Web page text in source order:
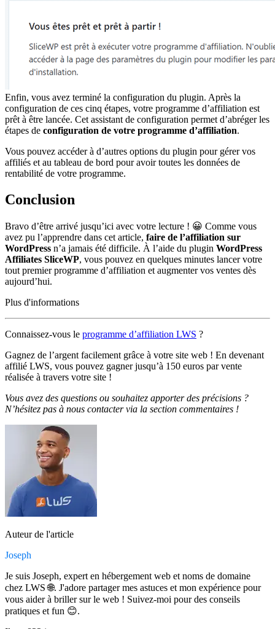
Enfin, vous avez terminé la configuration du plugin. Après la
configuration de ces cinq étapes, votre programme d’affiliation est
prêt à être lancée. Cet assistant de configuration permet d’abréger les
étapes de configuration de votre programme d’affiliation.
Vous pouvez accéder à d’autres options du plugin pour gérer vos
affiliés et au tableau de bord pour avoir toutes les données de
rentabilité de votre programme.
Conclusion
Bravo d’être arrivé jusqu’ici avec votre lecture ! 😀 Comme vous
avez pu l’apprendre dans cet article, faire de l’affiliation sur
WordPress n’a jamais été difficile. À l’aide du plugin WordPress
Affiliates SliceWP, vous pouvez en quelques minutes lancer votre
tout premier programme d’affiliation et augmenter vos ventes dès
aujourd’hui.
Plus d'informations
Connaissez-vous le programme d’affiliation LWS ?
Gagnez de l’argent facilement grâce à votre site web ! En devenant
affilié LWS, vous pouvez gagner jusqu’à 150 euros par vente
réalisée à travers votre site !
Vous avez des questions ou souhaitez apporter des précisions ?
N’hésitez pas à nous contacter via la section commentaires !
Auteur de l'article
Joseph
Je suis Joseph, expert en hébergement web et noms de domaine
chez LWS 🌐. J'adore partager mes astuces et mon expérience pour
vous aider à briller sur le web ! Suivez-moi pour des conseils
pratiques et fun 😊.